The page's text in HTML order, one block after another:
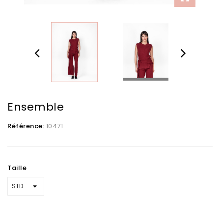
Ensemble
Référence: 10471
Taille